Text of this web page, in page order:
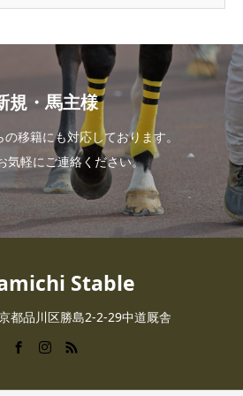
規・馬主様
の移籍にも対応しております。
気軽にご連絡ください。
Stable
都品川区勝島2-2-29中道厩舎